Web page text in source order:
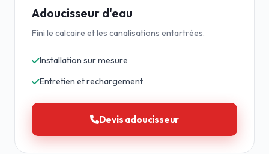
Adoucisseur d'eau
Fini le calcaire et les canalisations entartrées.
Installation sur mesure
Entretien et rechargement
Devis adoucisseur